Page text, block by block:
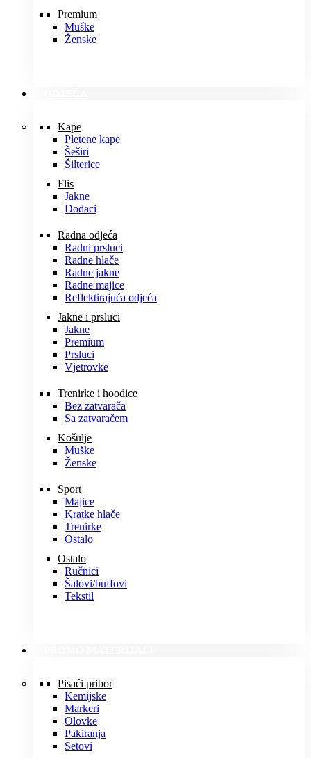
Premium
Muške
Ženske
Kape
Pletene kape
Šeširi
Šilterice
Flis
Jakne
Dodaci
Radna odjeća
Radni prsluci
Radne hlače
Radne jakne
Radne majice
Reflektirajuća odjeća
Jakne i prsluci
Jakne
Premium
Prsluci
Vjetrovke
Trenirke i hoodice
Bez zatvarača
Sa zatvaračem
Košulje
Muške
Ženske
Sport
Majice
Kratke hlače
Trenirke
Ostalo
Ostalo
Ručnici
Šalovi/buffovi
Tekstil
Pisaći pribor
Kemijske
Markeri
Olovke
Pakiranja
Setovi